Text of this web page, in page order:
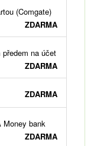
(Comgate)
ZDARMA
na účet
ZDARMA
ZDARMA
Money bank
ZDARMA